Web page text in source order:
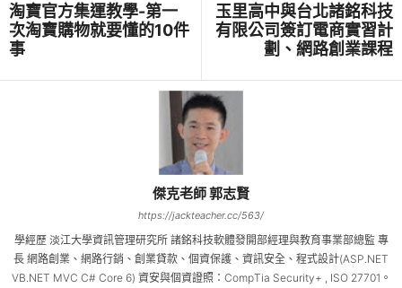
淘寶官方集運教學-第一
次淘寶購物就要懂的10件
事
玉里高中與台北諸銘科技
有限公司簽訂電商實習計
劃、網路創業課程
傑克老師 郭志賢
https://jackteacher.cc/563/
學經歷 淡江大學資訊管理研究所 諸銘科技軟體發開部經理與教育事業部總監 專
長 網路創業、網路行銷、創業貸款、個資保護、資訊安全、程式設計(ASP.NET
VB.NET MVC C# Core 6) 資安與個資證照：CompTia Security+ , ISO 27701。